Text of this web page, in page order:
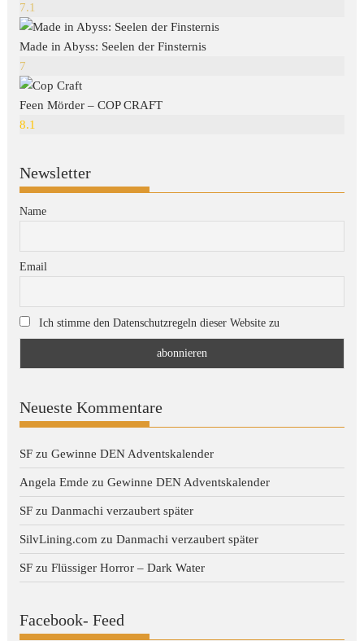
7.1
Made in Abyss: Seelen der Finsternis
7
Feen Mörder – COP CRAFT
8.1
Newsletter
Name
Email
Ich stimme den Datenschutzregeln dieser Website zu
Neueste Kommentare
SF zuGewinne DEN Adventskalender
Angela Emde zuGewinne DEN Adventskalender
SF zuDanmachi verzaubert später
SilvLining.com zuDanmachi verzaubert später
SF zuFlüssiger Horror – Dark Water
Facebook- Feed